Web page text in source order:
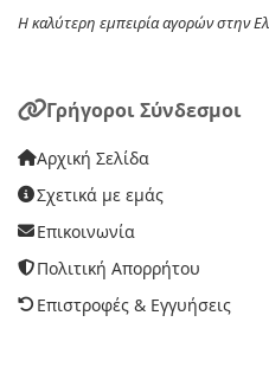
Η καλύτερη εμπειρία αγορών στην
Γρήγοροι Σύνδεσμοι
Αρχική Σελίδα
Σχετικά με εμάς
Επικοινωνία
Πολιτική Απορρήτου
Επιστροφές & Εγγυήσεις